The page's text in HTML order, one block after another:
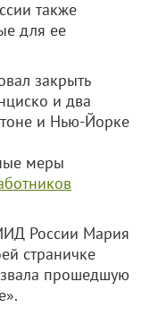
также
для ее
закрыть
и два
и Нью-Йорке
меры
России Мария
страничке
прошедшую